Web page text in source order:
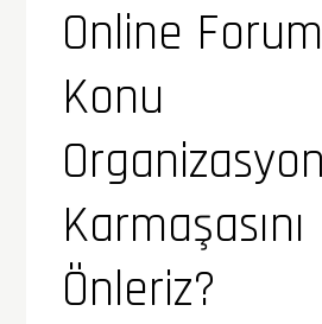
Online
Konu
Karmaşasını
Önleriz?